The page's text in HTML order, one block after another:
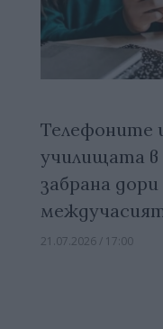
Телефоните
училищата в
забрана
21.07.2026 / 17:00